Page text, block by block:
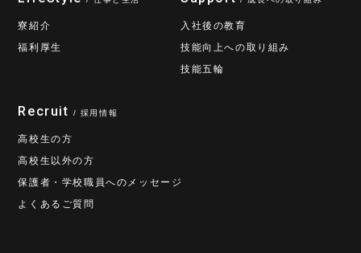
寮紹介
福利厚生
入社後の教育
技能向上への取り組み
技能五輪
Recruit / 採用情報
高校生の方
高校生以外の方
保護者・学校職員へのメッセージ
よくあるご質問